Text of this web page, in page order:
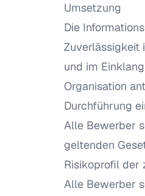
Umsetzung
Die
Zuverlässigkeit
und im
Organisation
Durchführung
Alle Bewerber
geltenden
Risikoprofil der
Alle Bewerber